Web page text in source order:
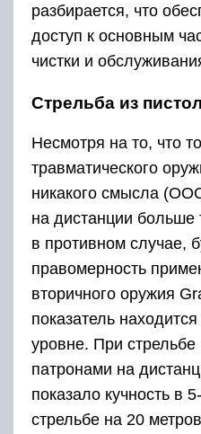
разбирается, что
доступ к основным
чистки и
Стрельба из
Несмотря на то, что
травматического
никакого смысла
на дистанции больше
в противном случае,
правомерность
вторичного оружия
показатель
уровне. При
патронами на
показало кучность в
стрельбе на 20